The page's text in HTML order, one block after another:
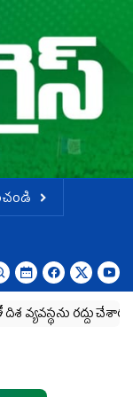
చేశారు